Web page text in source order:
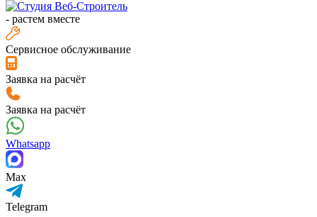
- растем вместе
Сервисное обслуживание
Заявка на расчёт
Заявка на расчёт
Whatsapp
Max
Telegram